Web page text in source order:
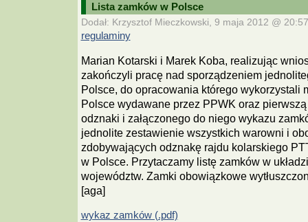
Lista zamków w Polsce
Dodał: Krzysztof Mieczkowski, 9 maja 2012 @
regulaminy
Marian Kotarski i Marek Koba, realizując
zakończyli pracę nad sporządzeniem
Polsce, do opracowania którego wykorzystali
Polsce wydawane przez PPWK oraz
odznaki i załączonego do niego wykazu
jednolite zestawienie wszystkich warowni i
zdobywających odznakę rajdu kolarskiego
w Polsce. Przytaczamy listę zamków w
województw. Zamki obowiązkowe
[aga]
wykaz zamków (.pdf)